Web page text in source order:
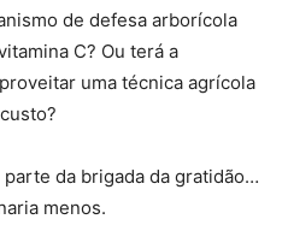
de defesa arborícola
C? Ou terá a
uma técnica agrícola
da brigada da gratidão…
menos.